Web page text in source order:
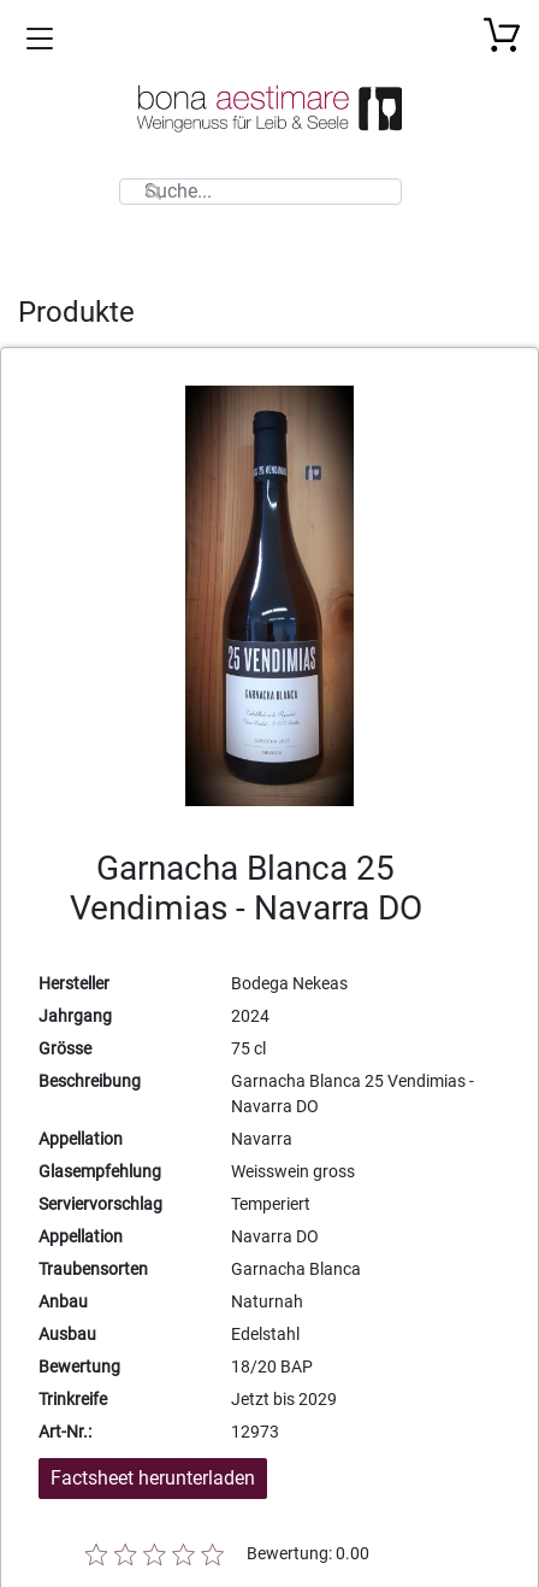
Toggle navigation
Produkte
Garnacha Blanca 25
Vendimias - Navarra DO
Hersteller
Bodega Nekeas
Jahrgang
2024
Grösse
75 cl
Beschreibung
Garnacha Blanca 25 Vendimias -
Navarra DO
Appellation
Navarra
Glasempfehlung
Weisswein gross
Serviervorschlag
Temperiert
Appellation
Navarra DO
Traubensorten
Garnacha Blanca
Anbau
Naturnah
Ausbau
Edelstahl
Bewertung
18/20 BAP
Trinkreife
Jetzt bis 2029
Art-Nr.:
12973
Factsheet herunterladen
Bewertung: 0.00